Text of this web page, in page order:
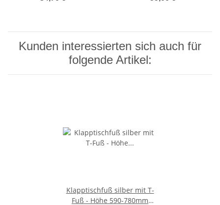
Kunden interessierten sich auch für
folgende Artikel:
Klapptischfuß silber mit T-
Fuß - Höhe 590-780mm